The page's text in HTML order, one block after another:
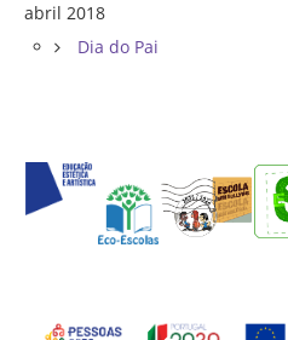
abril 2018
Dia do Pai